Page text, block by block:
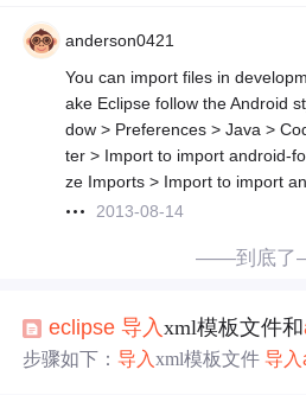
anderson0421
You can import files in
ake Eclipse follow the Android
dow > Preferences > Java >
ter > Import to import android-
ze Imports > Import to import
2013-08-14
——到底
eclipse 导入xml模板文件和
步骤如下：导入xml模板文件导入